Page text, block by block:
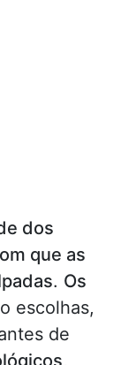
dos
que as
. Os
escolhas,
de